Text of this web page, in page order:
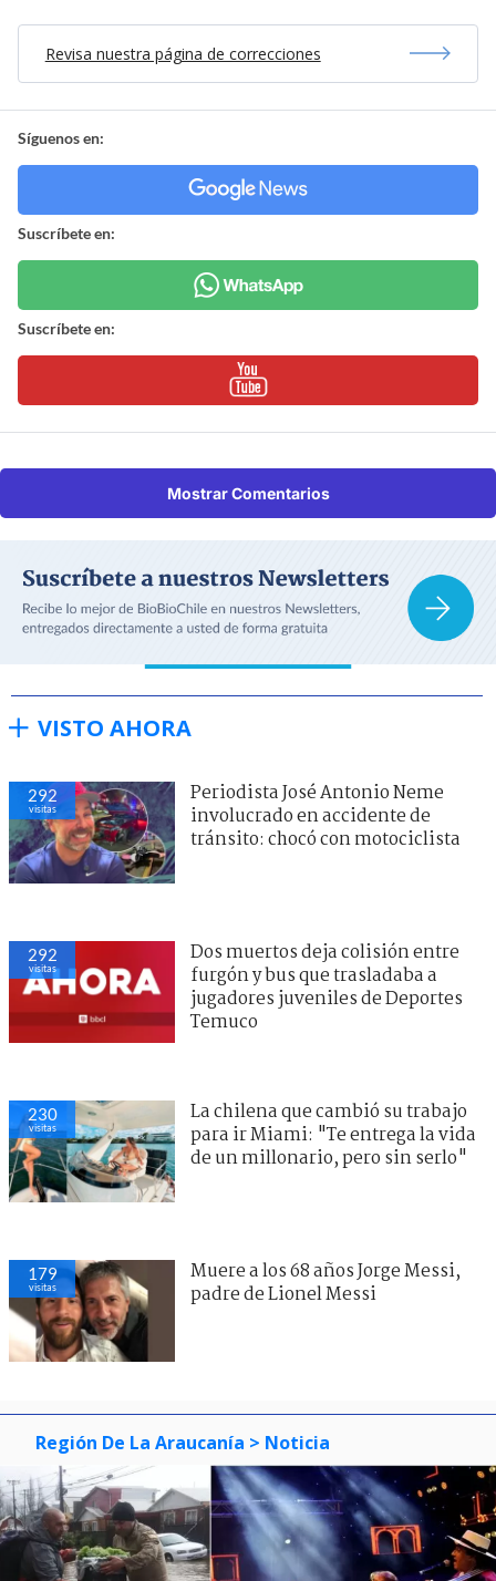
Revisa nuestra página de correcciones
Síguenos en:
Suscríbete en:
Suscríbete en:
Mostrar Comentarios
VISTO AHORA
292
visitas
Periodista José Antonio Neme
involucrado en accidente de
tránsito: chocó con motociclista
292
visitas
Dos muertos deja colisión entre
furgón y bus que trasladaba a
jugadores juveniles de Deportes
Temuco
230
visitas
La chilena que cambió su trabajo
para ir Miami: "Te entrega la vida
de un millonario, pero sin serlo"
179
visitas
Muere a los 68 años Jorge Messi,
padre de Lionel Messi
Región De La Araucanía > Noticia